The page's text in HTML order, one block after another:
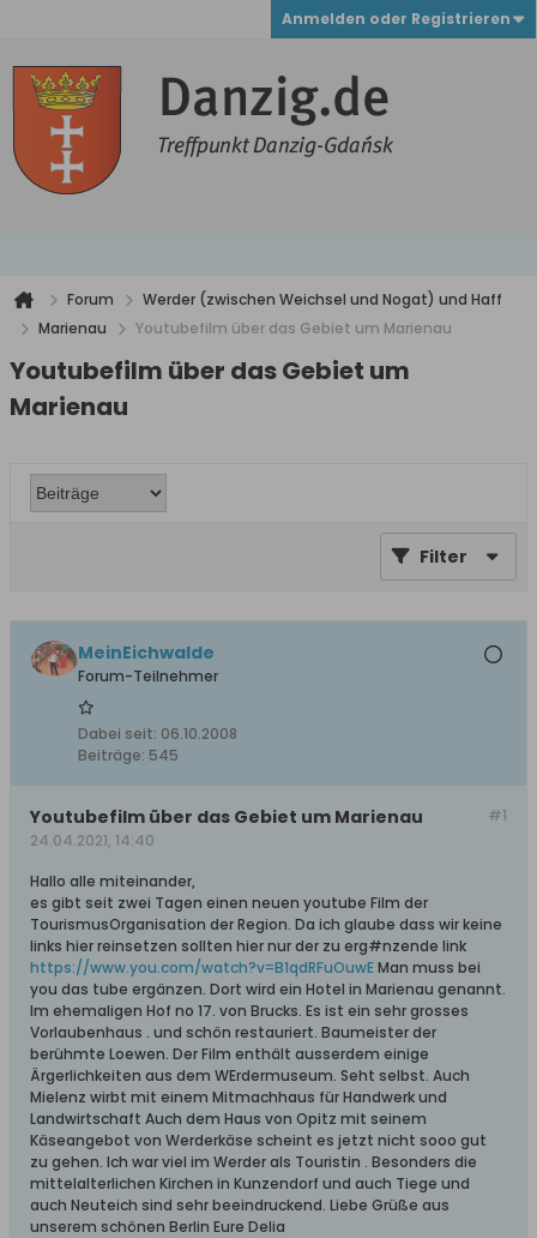
Anmelden oder Registrieren
Forum
Werder (zwischen Weichsel und Nogat) und Haff
Marienau
Youtubefilm über das Gebiet um Marienau
Youtubefilm über das Gebiet um
Marienau
Filter
MeinEichwalde
Forum-Teilnehmer
Dabei seit: 06.10.2008
Beiträge: 545
#1
Youtubefilm über das Gebiet um Marienau
24.04.2021, 14:40
Hallo alle miteinander,
es gibt seit zwei Tagen einen neuen youtube Film der
TourismusOrganisation der Region. Da ich glaube dass wir keine
links hier reinsetzen sollten hier nur der zu erg#nzende link
https://www.you.com/watch?v=B1qdRFuOuwEMan muss bei
you das tube ergänzen. Dort wird ein Hotel in Marienau genannt.
Im ehemaligen Hof no 17. von Brucks. Es ist ein sehr grosses
Vorlaubenhaus . und schön restauriert. Baumeister der
berühmte Loewen. Der Film enthält ausserdem einige
Ärgerlichkeiten aus dem WErdermuseum. Seht selbst. Auch
Mielenz wirbt mit einem Mitmachhaus für Handwerk und
Landwirtschaft Auch dem Haus von Opitz mit seinem
Käseangebot von Werderkäse scheint es jetzt nicht sooo gut
zu gehen. Ich war viel im Werder als Touristin . Besonders die
mittelalterlichen Kirchen in Kunzendorf und auch Tiege und
auch Neuteich sind sehr beeindruckend. Liebe Grüße aus
unserem schönen Berlin Eure Delia